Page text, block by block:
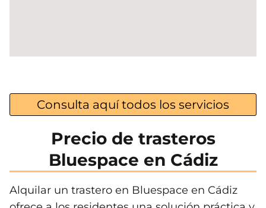
Consulta aquí todos los servicios
Precio de trasteros
Bluespace en Cádiz
Alquilar un trastero en Bluespace en Cádiz